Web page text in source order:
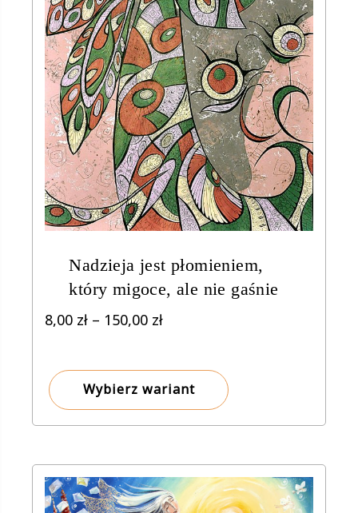
Nadzieja jest płomieniem,
który migoce, ale nie gaśnie
8,00 zł – 150,00 złZakres
do
Wybierz wariant